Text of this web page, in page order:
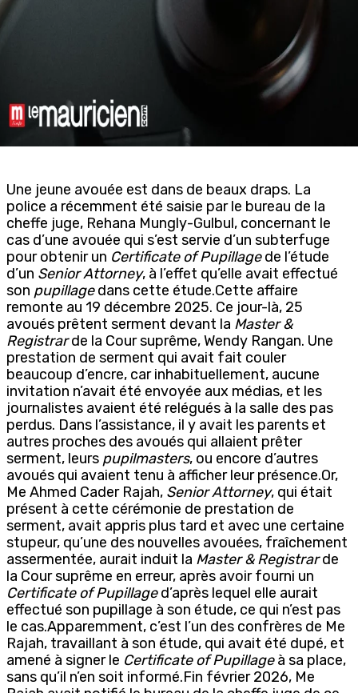
Une jeune avouée est dans de beaux draps. La
police a récemment été saisie par le bureau de la
cheffe juge, Rehana Mungly-Gulbul, concernant le
cas d’une avouée qui s’est servie d’un subterfuge
pour obtenir un Certificate of Pupillagede l’étude
d’un Senior Attorney, à l’effet qu’elle avait effectué
son pupillagedans cette étude.Cette affaire
remonte au 19 décembre 2025. Ce jour-là, 25
avoués prêtent serment devant la Master &
Registrarde la Cour suprême, Wendy Rangan. Une
prestation de serment qui avait fait couler
beaucoup d’encre, car inhabituellement, aucune
invitation n’avait été envoyée aux médias, et les
journalistes avaient été relégués à la salle des pas
perdus. Dans l’assistance, il y avait les parents et
autres proches des avoués qui allaient prêter
serment, leurs pupilmasters, ou encore d’autres
avoués qui avaient tenu à afficher leur présence.Or,
Me Ahmed Cader Rajah, Senior Attorney, qui était
présent à cette cérémonie de prestation de
serment, avait appris plus tard et avec une certaine
stupeur, qu’une des nouvelles avouées, fraîchement
assermentée, aurait induit la Master & Registrarde
la Cour suprême en erreur, après avoir fourni un
Certificate of Pupillaged’après lequel elle aurait
effectué son pupillage à son étude, ce qui n’est pas
le cas.Apparemment, c’est l’un des confrères de Me
Rajah, travaillant à son étude, qui avait été dupé, et
amené à signer le Certificate of Pupillageà sa place,
sans qu’il n’en soit informé.Fin février 2026, Me